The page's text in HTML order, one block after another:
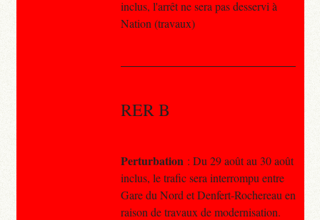
inclus, l'arrêt ne sera pas desservi à
Nation (travaux)
RER B
Perturbation : Du 29 août au 30 août
inclus, le trafic sera interrompu entre
Gare du Nord et Denfert-Rochereau en
raison de travaux de modernisation.